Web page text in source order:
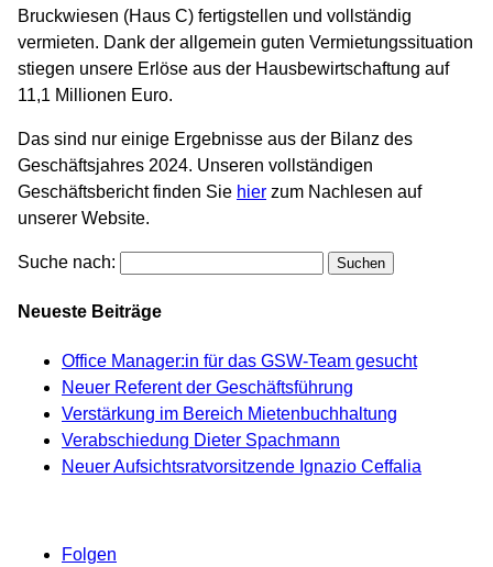
Bruckwiesen (Haus C) fertigstellen und vollständig
vermieten. Dank der allgemein guten Vermietungssituation
stiegen unsere Erlöse aus der Hausbewirtschaftung auf
11,1 Millionen Euro.
Das sind nur einige Ergebnisse aus der Bilanz des
Geschäftsjahres 2024. Unseren vollständigen
Geschäftsbericht finden Sie hier zum Nachlesen auf
unserer Website.
Suche nach:
Neueste Beiträge
Office Manager:in für das GSW-Team gesucht
Neuer Referent der Geschäftsführung
Verstärkung im Bereich Mietenbuchhaltung
Verabschiedung Dieter Spachmann
Neuer Aufsichtsratvorsitzende Ignazio Ceffalia
Folgen